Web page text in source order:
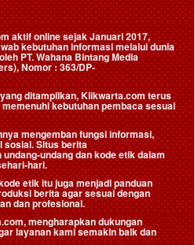
aktif online sejak Januari 2017,
kebutuhan informasi melalui dunia
PT. Wahana Bintang Media
, Nomor : 363/DP-
ditampilkan, Klikwarta.com terus
kebutuhan pembaca sesuai
mengemban fungsi informasi,
sosial. Situs berita
undang dan kode etik dalam
hari.
etik itu juga menjadi panduan
berita agar sesuai dengan
dan profesional.
mengharapkan dukungan
layanan kami semakin baik dan